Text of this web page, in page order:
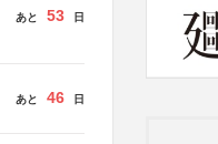
あと 53 日
あと 46 日